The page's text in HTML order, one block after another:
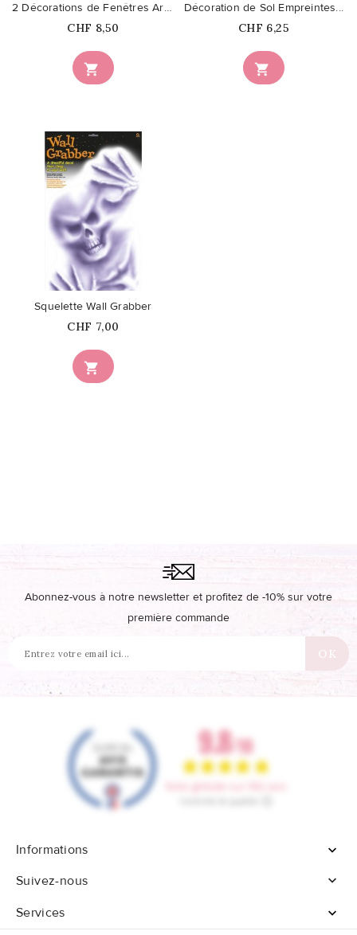

2 Décorations de Fenêtres Araignées
Prix
CHF 8,50

Décoration de Sol Empreintes...
Prix
CHF 6,25

Squelette Wall Grabber
Prix
CHF 7,00
Abonnez-vous à notre newsletter et profitez de -10% sur votre
première commande
Informations

Suivez-nous

Services
